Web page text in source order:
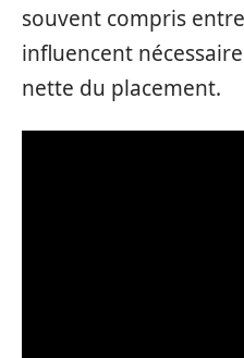
souvent compris
influencent
nette du placement.